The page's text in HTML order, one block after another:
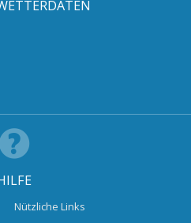
Nützliche Links